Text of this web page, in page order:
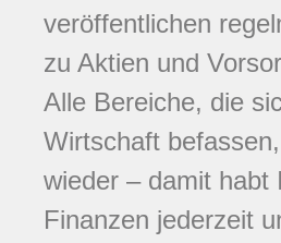
veröffentlichen
zu Aktien und
Alle Bereiche, die
Wirtschaft
wieder – damit habt
Finanzen jederzeit